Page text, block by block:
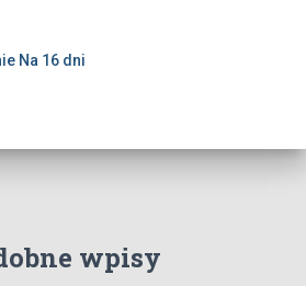
Na 16 dni
wpisy